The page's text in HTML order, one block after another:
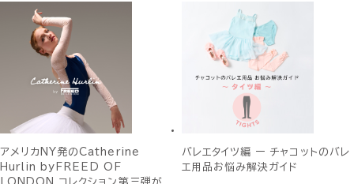
アメリカNY発のCatherine
Hurlin byFREED OF
バレエタイツ編 ー チャコットのバレ
エ用品お悩み解決ガイド